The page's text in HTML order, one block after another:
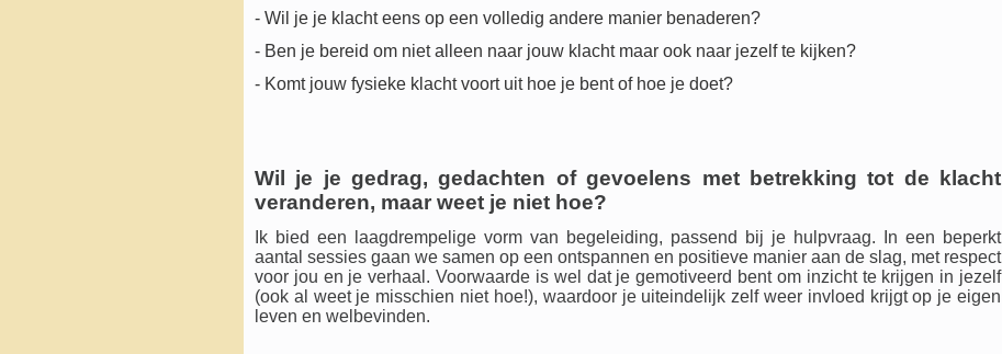
- Wil je je klacht eens op een volledig andere manier benaderen?
- Ben je bereid om niet alleen naar jouw klacht maar ook naar jezelf te kijken?
- Komt jouw fysieke klacht voort uit hoe je bent of hoe je doet?
Wil je je gedrag, gedachten of gevoelens met betrekking tot de klacht
veranderen, maar weet je niet hoe?
Ik bied een laagdrempelige vorm van begeleiding, passend bij je hulpvraag. In een beperkt
aantal sessies gaan we samen op een ontspannen en positieve manier aan de slag, met respect
voor jou en je verhaal. Voorwaarde is wel dat je gemotiveerd bent om inzicht te krijgen in jezelf
(ook al weet je misschien niet hoe!), waardoor je uiteindelijk zelf weer invloed krijgt op je eigen
leven en welbevinden.